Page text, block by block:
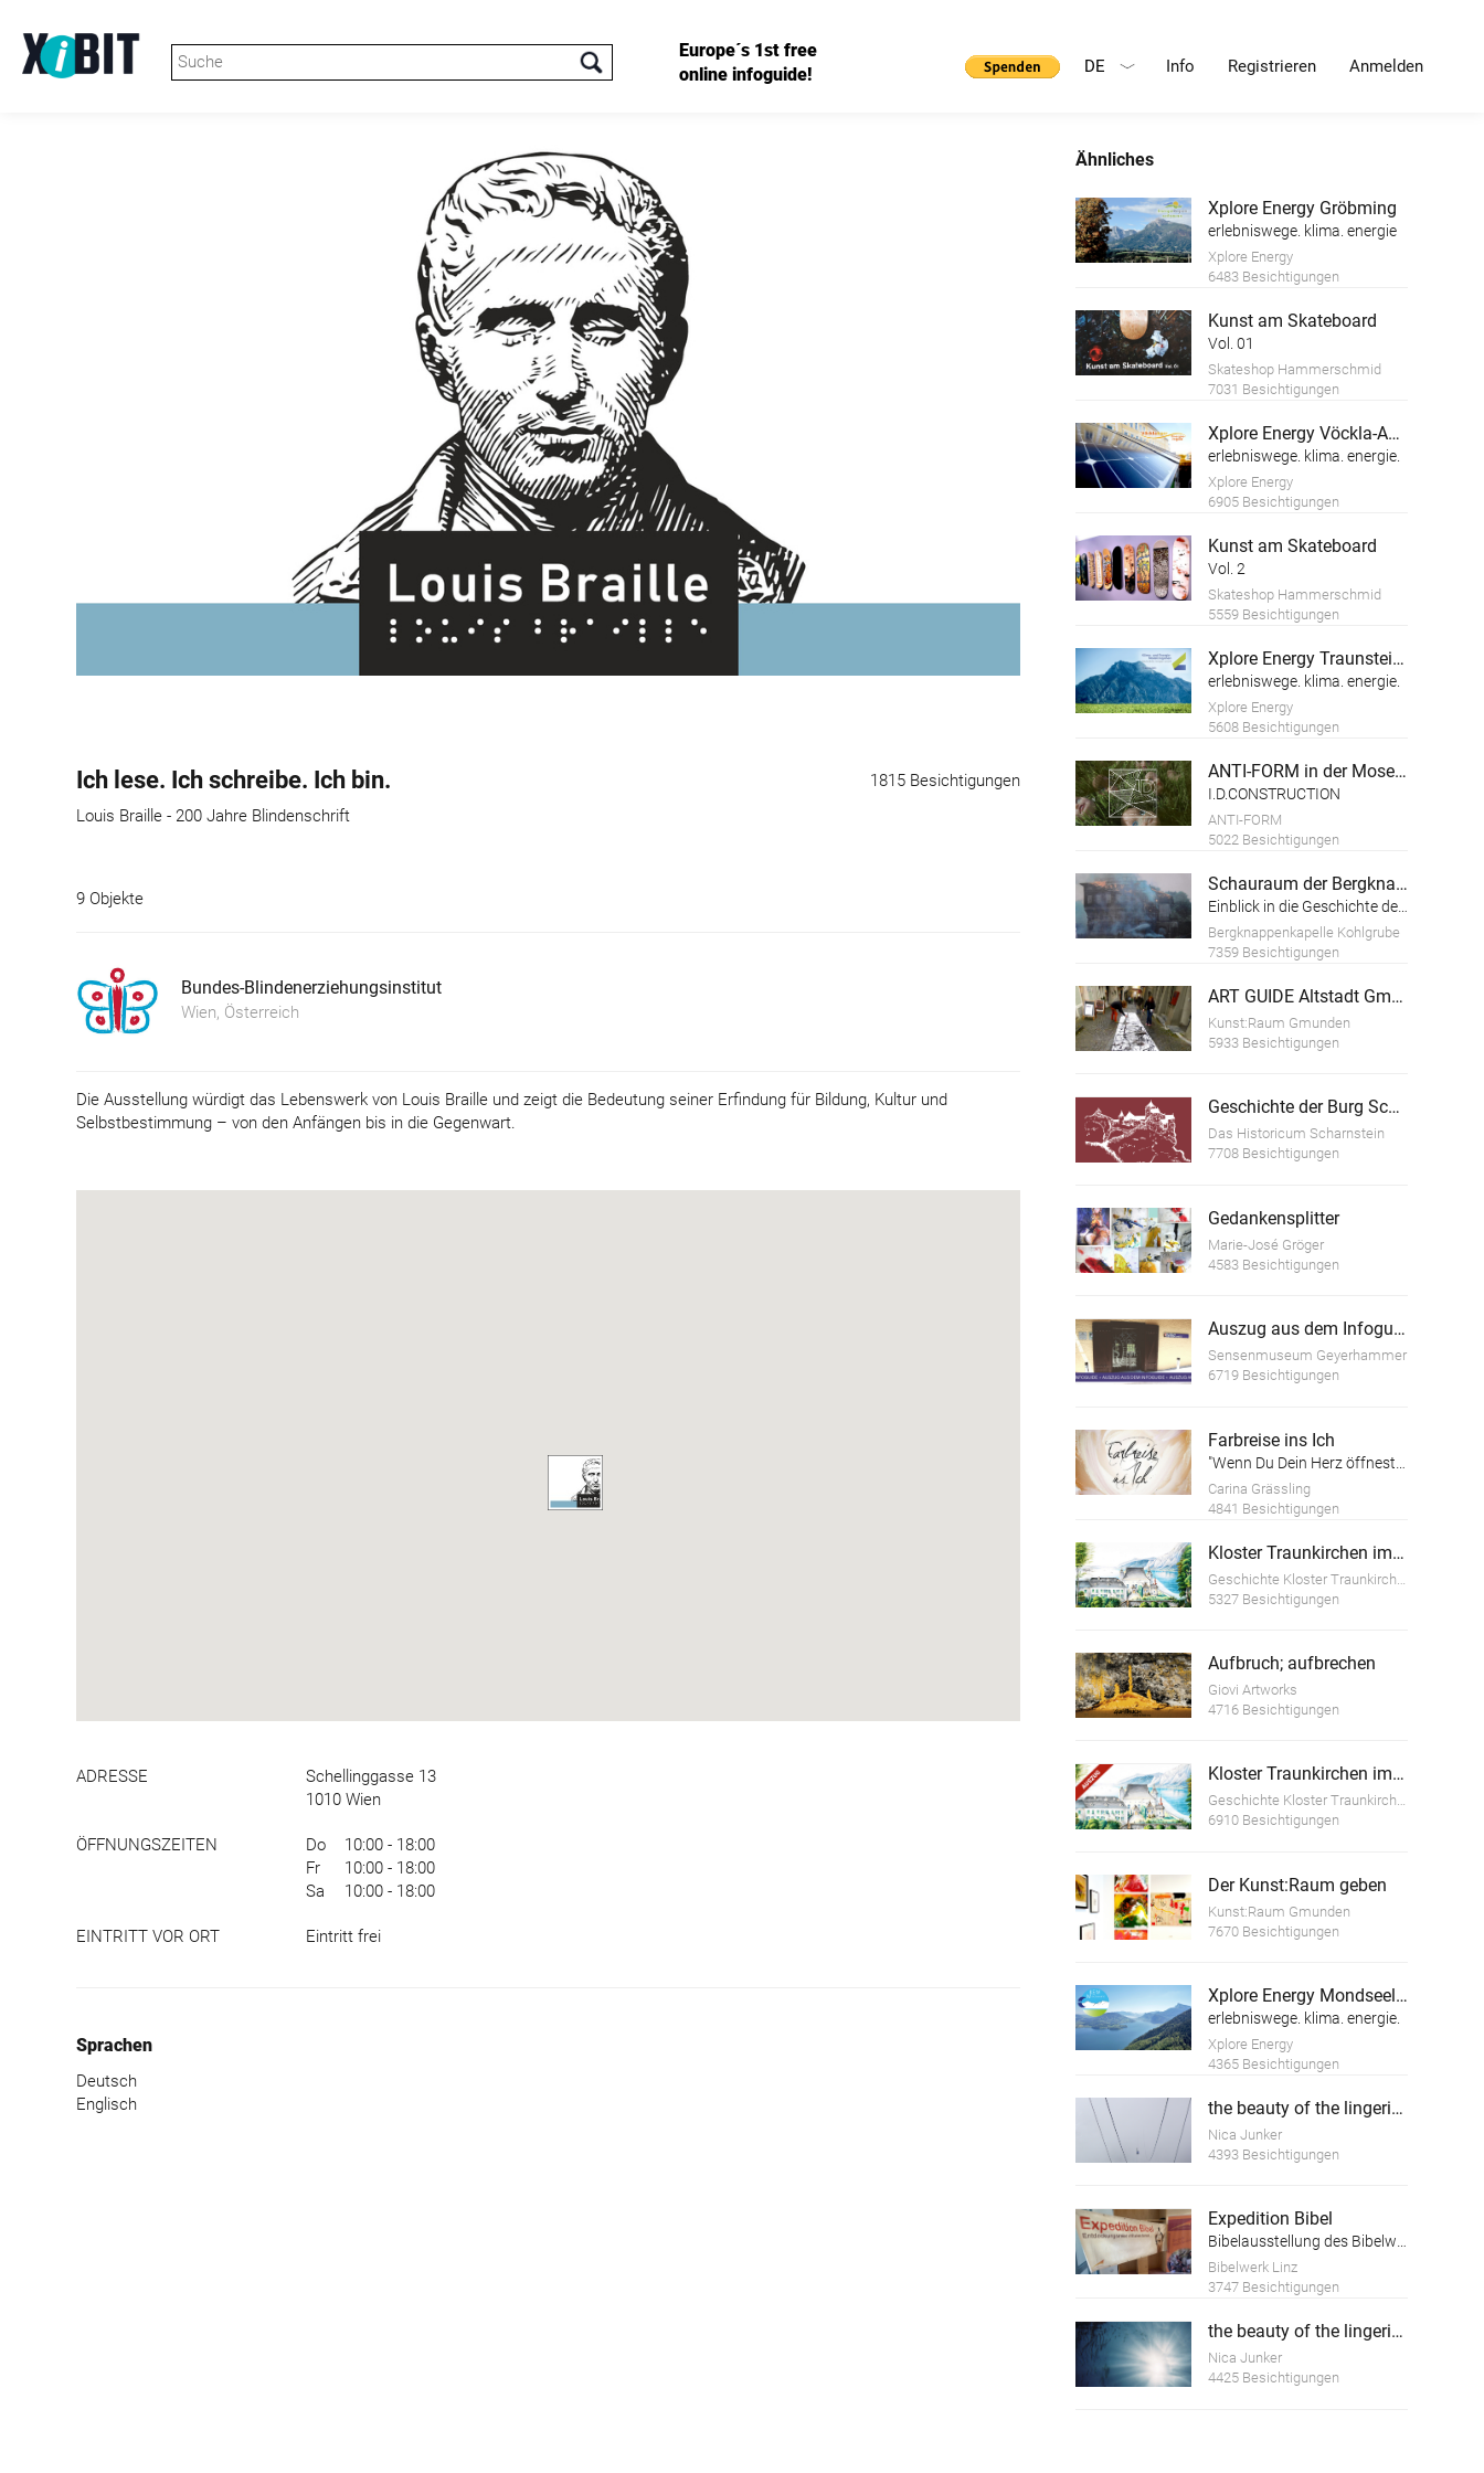
Europe´s 1st free
online infoguide!
Info Registrieren Anmelden
DE
Ich lese. Ich schreibe. Ich bin.
Louis Braille - 200 Jahre Blindenschrift
1815 Besichtigungen
9 Objekte
Bundes-Blindenerziehungsinstitut
Wien, Österreich
Die Ausstellung würdigt das Lebenswerk von Louis Braille und zeigt die Bedeutung seiner Erfindung für Bildung, Kultur und
Selbstbestimmung – von den Anfängen bis in die Gegenwart.
ADRESSE
Schellinggasse 13
1010 Wien
ÖFFNUNGSZEITEN Do
10:00 - 18:00
Fr
10:00 - 18:00
Sa
10:00 - 18:00
EINTRITT VOR ORT Eintritt frei
Sprachen
Deutsch
Englisch
Ähnliches
Xplore Energy Gröbming
erlebniswege. klima. energie
Xplore Energy
6483 Besichtigungen
Kunst am Skateboard
Vol. 01
Skateshop Hammerschmid
7031 Besichtigungen
Xplore Energy Vöckla-Ager
erlebniswege. klima. energie.
Xplore Energy
6905 Besichtigungen
Kunst am Skateboard
Vol. 2
Skateshop Hammerschmid
5559 Besichtigungen
Xplore Energy Traunsteinregion
erlebniswege. klima. energie.
Xplore Energy
5608 Besichtigungen
ANTI-FORM in der Moserei
I.D.CONSTRUCTION
ANTI-FORM
5022 Besichtigungen
Schauraum der Bergknappenkapelle Kohlgrube
Bergknappenkapelle Kohlgrube
7359 Besichtigungen
ART GUIDE Altstadt Gmunden
Kunst:Raum Gmunden
5933 Besichtigungen
Geschichte der Burg Scharnstein
Das Historicum Scharnstein
7708 Besichtigungen
Gedankensplitter
Marie-José Gröger
4583 Besichtigungen
Auszug aus dem Infoguide "Geschichte des Sensenschmiedemuseum Geyerhammer"
Sensenmuseum Geyerhammer
6719 Besichtigungen
Farbreise ins Ich
Carina Grässling
4841 Besichtigungen
Kloster Traunkirchen im Wandel der Zeit
5327 Besichtigungen
Aufbruch; aufbrechen
Giovi Artworks
4716 Besichtigungen
Kloster Traunkirchen im Wandel der Zeit (Auszug)
Geschichte Kloster Traunkirchen
6910 Besichtigungen
Der Kunst:Raum geben
Kunst:Raum Gmunden
7670 Besichtigungen
Xplore Energy Mondseeland
erlebniswege. klima. energie.
Xplore Energy
4365 Besichtigungen
the beauty of the lingering white
Nica Junker
4393 Besichtigungen
Expedition Bibel
Bibelausstellung des Bibelwerks Linz
Bibelwerk Linz
3747 Besichtigungen
the beauty of the lingering death
Nica Junker
4425 Besichtigungen